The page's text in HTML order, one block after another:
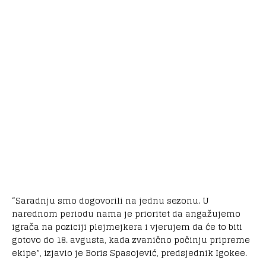
“Saradnju smo dogovorili na jednu sezonu. U
narednom periodu nama je prioritet da angažujemo
igrača na poziciji plejmejkera i vjerujem da će to biti
gotovo do 18. avgusta, kada zvanično počinju pripreme
ekipe”, izjavio je Boris Spasojević, predsjednik Igokee.